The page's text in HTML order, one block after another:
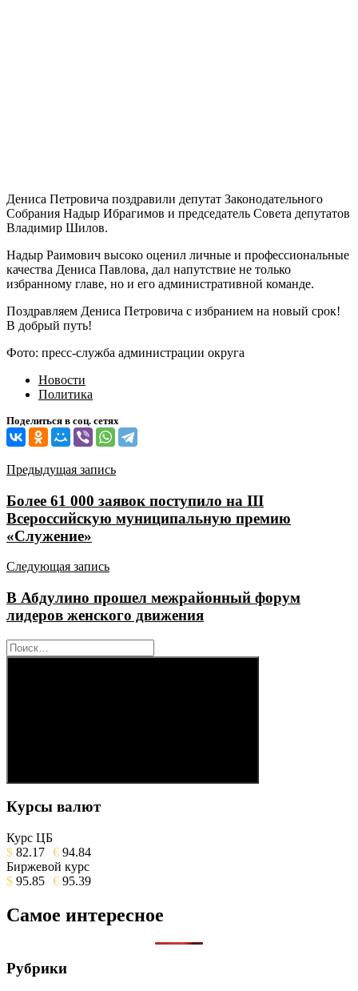
Дениса Петровича поздравили депутат Законодательного
Собрания Надыр Ибрагимов и председатель Совета депутатов
Владимир Шилов.
Надыр Раимович высоко оценил личные и профессиональные
качества Дениса Павлова, дал напутствие не только
избранному главе, но и его административной команде.
Поздравляем Дениса Петровича с избранием на новый срок!
В добрый путь!
Фото: пресс-служба администрации округа
Новости
Политика
Поделиться в соц. сетях
Навигация
по
записям
Предыдущая запись
Более 61 000 заявок поступило на III
Всероссийскую муниципальную премию
«Служение»
Следующая запись
В Абдулино прошел межрайонный форум
лидеров женского движения
Найти:
Поиск
Курсы валют
Курс ЦБ
$ 82.17 € 94.84
Биржевой курс
$ 95.85 € 95.39
Самое интересное
Рубрики